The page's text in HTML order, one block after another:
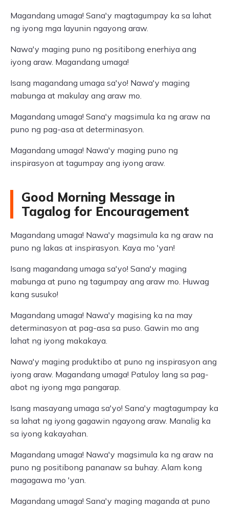
Magandang umaga! Sana'y magtagumpay ka sa lahat
ng iyong mga layunin ngayong araw.
Nawa'y maging puno ng positibong enerhiya ang
iyong araw. Magandang umaga!
Isang magandang umaga sa'yo! Nawa'y maging
mabunga at makulay ang araw mo.
Magandang umaga! Sana'y magsimula ka ng araw na
puno ng pag-asa at determinasyon.
Magandang umaga! Nawa'y maging puno ng
inspirasyon at tagumpay ang iyong araw.
Good Morning Message in
Tagalog for Encouragement
Magandang umaga! Nawa'y magsimula ka ng araw na
puno ng lakas at inspirasyon. Kaya mo 'yan!
Isang magandang umaga sa'yo! Sana'y maging
mabunga at puno ng tagumpay ang araw mo. Huwag
kang susuko!
Magandang umaga! Nawa'y magising ka na may
determinasyon at pag-asa sa puso. Gawin mo ang
lahat ng iyong makakaya.
Nawa'y maging produktibo at puno ng inspirasyon ang
iyong araw. Magandang umaga! Patuloy lang sa pag-
abot ng iyong mga pangarap.
Isang masayang umaga sa'yo! Sana'y magtagumpay ka
sa lahat ng iyong gagawin ngayong araw. Manalig ka
sa iyong kakayahan.
Magandang umaga! Nawa'y magsimula ka ng araw na
puno ng positibong pananaw sa buhay. Alam kong
magagawa mo 'yan.
Magandang umaga! Sana'y maging maganda at puno